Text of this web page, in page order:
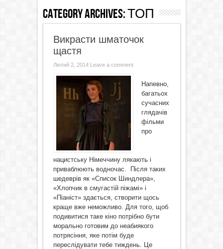
Category Archives:ТОП
Викрасти шматочок
щастя
Лютий 2, 2014 Leave a comment
Напевно,
багатьох
сучасних
глядачів
фільми
про
нацистську Німеччину лякають і
приваблюють водночас. Після таких
шедеврів як «Список Шиндлера»,
«Хлопчик в смугастій піжамі» і
«Піаніст» здається, створити щось
краще вже неможливо. Для того, щоб
подивитися таке кіно потрібно бути
морально готовим до неабиякого
потрясіння, яке потім буде
переслідувати тебе тиждень. Це